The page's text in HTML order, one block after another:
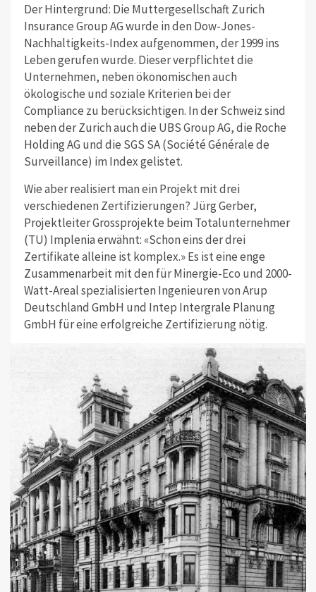
Der Hintergrund: Die Muttergesellschaft Zurich
Insurance Group AG wurde in den Dow-Jones-
Nachhaltigkeits-Index aufgenommen, der 1999 ins
Leben gerufen wurde. Dieser verpflichtet die
Unternehmen, neben ökonomischen auch
ökologische und soziale Kriterien bei der
Compliance zu berücksichtigen. In der Schweiz sind
neben der Zurich auch die UBS Group AG, die Roche
Holding AG und die SGS SA (Société Générale de
Surveillance) im Index gelistet.
Wie aber realisiert man ein Projekt mit drei
verschiedenen Zertifizierungen? Jürg Gerber,
Projektleiter Grossprojekte beim Totalunternehmer
(TU) Implenia erwähnt: «Schon eins der drei
Zertifikate alleine ist komplex.» Es ist eine enge
Zusammenarbeit mit den für Minergie-Eco und 2000-
Watt-Areal spezialisierten Ingenieuren von Arup
Deutschland GmbH und Intep Intergrale Planung
GmbH für eine erfolgreiche Zertifizierung nötig.